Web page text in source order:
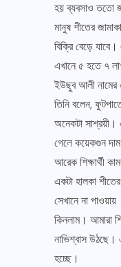
হয় ব্যবসাও ততো
মানুষ শীতের
বিক্রি বেড়ে
এখানে ৫ হতে ৭
ইউছুব আলী নামের
তিনি বলেন,
অনেকটা
গেলে কয়েকগুন দাম
আরেক শিক্ষার্থী
একটা হালকা
সেখানে না
কিনলাম। আমারা
নাভিশ্বাস উঠছে।
হচ্ছে।